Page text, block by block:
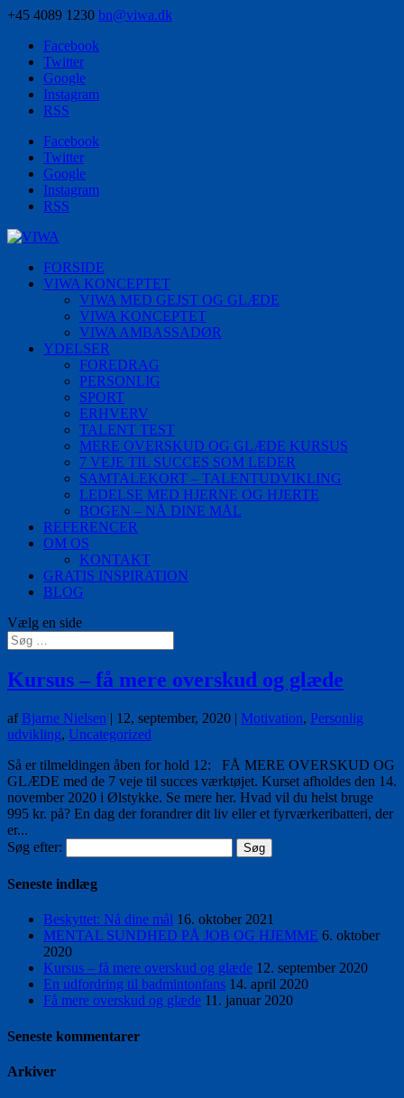
+45 4089 1230 bn@viwa.dk
Facebook
Twitter
Google
Instagram
RSS
Facebook
Twitter
Google
Instagram
RSS
FORSIDE
VIWA KONCEPTET
VIWA MED GEJST OG GLÆDE
VIWA KONCEPTET
VIWA AMBASSADØR
YDELSER
FOREDRAG
PERSONLIG
SPORT
ERHVERV
TALENT TEST
MERE OVERSKUD OG GLÆDE KURSUS
7 VEJE TIL SUCCES SOM LEDER
SAMTALEKORT – TALENTUDVIKLING
LEDELSE MED HJERNE OG HJERTE
BOGEN – NÅ DINE MÅL
REFERENCER
OM OS
KONTAKT
GRATIS INSPIRATION
BLOG
Vælg en side
Kursus – få mere overskud og glæde
af Bjarne Nielsen | 12, september, 2020 | Motivation, Personlig
udvikling, Uncategorized
Så er tilmeldingen åben for hold 12: FÅ MERE OVERSKUD OG
GLÆDE med de 7 veje til succes værktøjet. Kurset afholdes den 14.
november 2020 i Ølstykke. Se mere her. Hvad vil du helst bruge
995 kr. på? En dag der forandrer dit liv eller et fyrværkeribatteri, der
er...
Søg efter:
Seneste indlæg
Beskyttet: Nå dine mål 16. oktober 2021
MENTAL SUNDHED PÅ JOB OG HJEMME 6. oktober
2020
Kursus – få mere overskud og glæde 12. september 2020
En udfordring til badmintonfans 14. april 2020
Få mere overskud og glæde 11. januar 2020
Seneste kommentarer
Arkiver